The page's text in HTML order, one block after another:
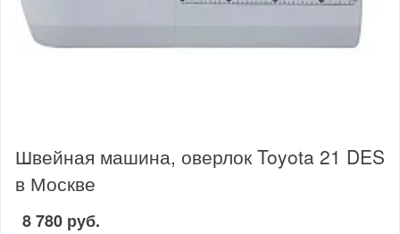
Швейная машина, оверлок Toyota 21 DES
в Москве
8 780 руб.